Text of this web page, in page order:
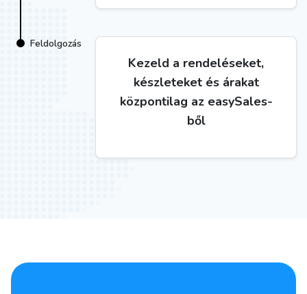
Feldolgozás
Kezeld a rendeléseket,
készleteket és árakat
központilag az easySales-
ből